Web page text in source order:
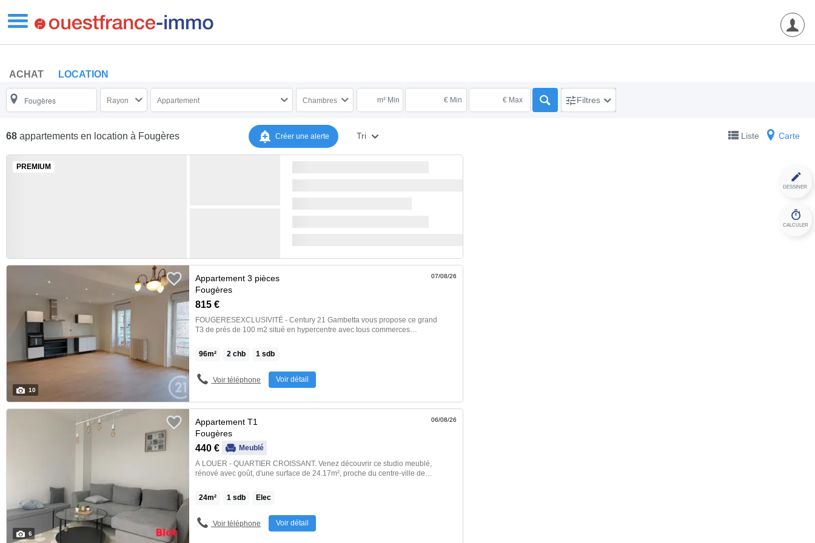
ACHAT LOCATION
Rayon Appartement Chambres m² Min € Min € Max Filtres
Créer une alerte
68 appartements en location à Fougères Tri Liste Carte
DESSINER
CALCULER
PREMIUM
815 €
Appartement 3 pièces
Fougères
FOUGERESEXCLUSIVITÉ - Century 21 Gambetta vous propose ce grand
T3 de près de 100 m2 situé en hypercentre avec tous commerces
refait à neuf. Belles prestations et beaux volumes pour ce T3 d'exception
lumineux et bien agencé.Disponible début novembre !!! Montant estimé des
1473.0 €, indexées à l'année 2021 (abonnements […] Voir l’annonce
96m² 2 chb 1 sdb
07/08/26
Voir téléphone Voir détail
10
440 € Meublé
Appartement T1
Fougères
A LOUER - QUARTIER CROISSANT. Venez découvrir ce studio meublé,
rénové avec goût, d'une surface de 24.17m², proche du centre-ville de
aménagée/équipée, et d'une salle d'eau avec wc. Disponible à partir du 05
septembre 2026. Loyer HC : 420 euros /mois. Charges : 20 euros /mois (Eau
à une régularisation annuelle. Dépôt de garantie : 840 euros. Honoraires
d'agence : 264 euros dont 72 euros pour l'état des lieux. Classe énergie : D
24m² 1 sdb Elec
06/08/26
Voir téléphone Voir détail
6